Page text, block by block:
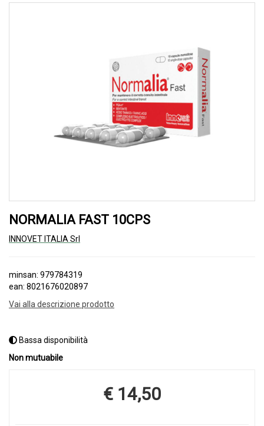
NORMALIA FAST 10CPS
INNOVET ITALIA Srl
minsan: 979784319
ean: 8021676020897
Vai alla descrizione prodotto
Bassa disponibilità
Non mutuabile
Prezzo
€ 14,50